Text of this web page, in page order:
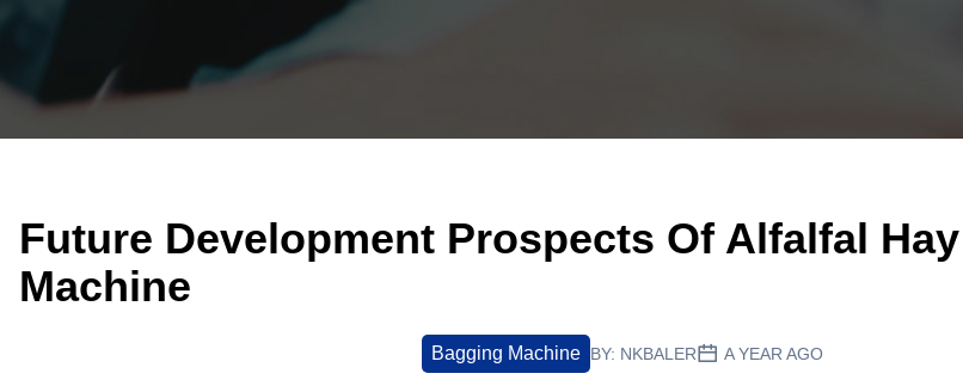
Future Development Prospects Of Alfalfal
Machine
Bagging Machine BY: NKBALER A YEAR AGO